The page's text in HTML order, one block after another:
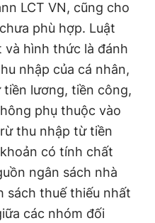
LCT VN, cũng cho
phù hợp. Luật
và hình thức là đánh
nhập của cá nhân,
lương, tiền công,
phụ thuộc vào
thu nhập từ tiền
có tính chất
ngân sách nhà
sách thuế thiếu nhất
các nhóm đối